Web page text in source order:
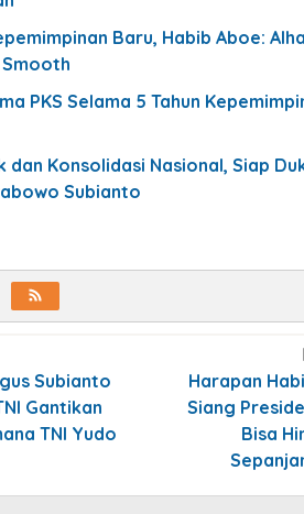
Baru, Habib Aboe:
PKS Selama 5 Tahun
dan Konsolidasi Nasional, Siap
Subianto
Subianto
Gantikan
TNI Yudo
Harapan
Siang
Bisa